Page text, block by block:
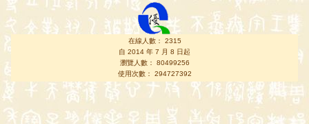
在線人數： 2315
自 2014 年 7 月 8 日起
瀏覽人數： 80499256
使用次數： 294727392